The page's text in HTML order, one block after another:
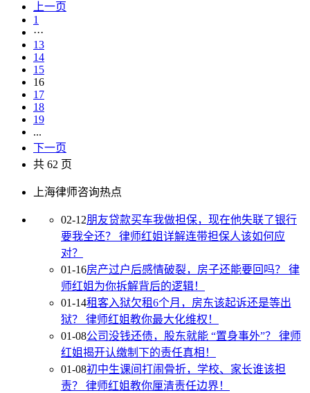
上一页
1
···
13
14
15
16
17
18
19
...
下一页
共 62 页
上海律师咨询热点
02-12朋友贷款买车我做担保，现在他失联了银行
要我全还？ 律师红姐详解连带担保人该如何应
对？
01-16房产过户后感情破裂，房子还能要回吗？ 律
师红姐为你拆解背后的逻辑！
01-14租客入狱欠租6个月，房东该起诉还是等出
狱？ 律师红姐教你最大化维权！
01-08公司没钱还债，股东就能 “置身事外”？ 律师
红姐揭开认缴制下的责任真相！
01-08初中生课间打闹骨折，学校、家长谁该担
责？ 律师红姐教你厘清责任边界！